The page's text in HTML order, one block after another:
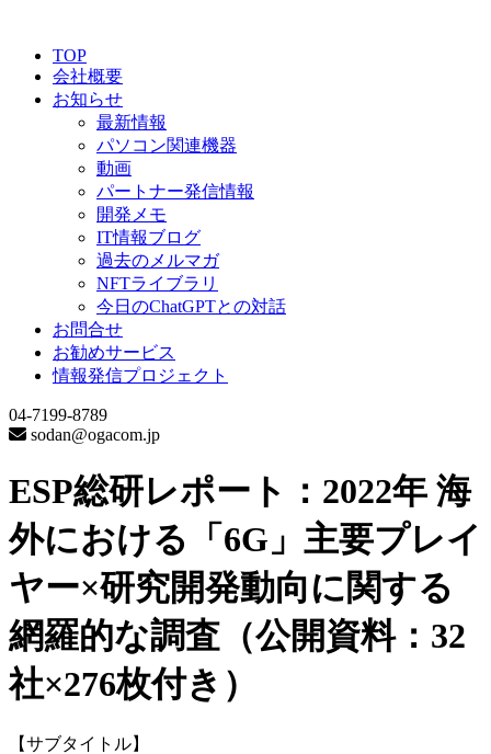
TOP
会社概要
お知らせ
最新情報
パソコン関連機器
動画
パートナー発信情報
開発メモ
IT情報ブログ
過去のメルマガ
NFTライブラリ
今日のChatGPTとの対話
お問合せ
お勧めサービス
情報発信プロジェクト
04-7199-8789
sodan@ogacom.jp
ESP総研レポート：2022年 海
外における「6G」主要プレイ
ヤー×研究開発動向に関する
網羅的な調査（公開資料：32
社×276枚付き）
【サブタイトル】